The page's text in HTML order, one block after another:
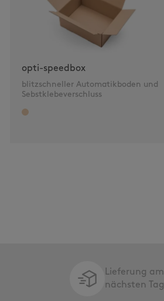
opti-speedbox
blitzschneller Automatikboden und
Sebstklebeverschluss
Lieferung am
nächsten Tag